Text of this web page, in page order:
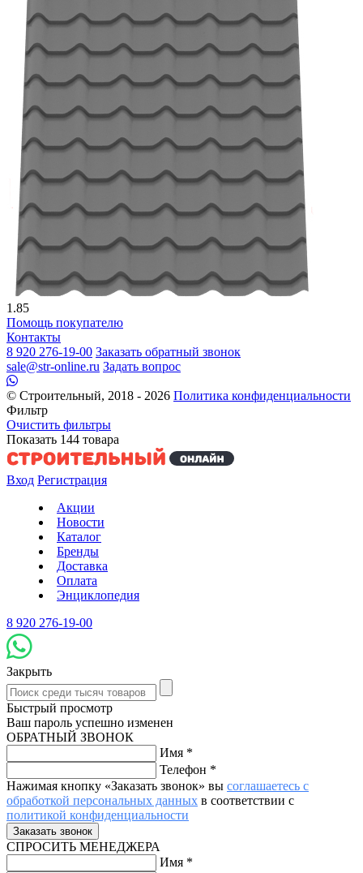
1.85
Помощь покупателю
Контакты
8 920 276-19-00 Заказать обратный звонок
sale@str-online.ru Задать вопрос
© Строительный, 2018 - 2026 Политика конфиденциальности
Фильтр
Очистить фильтры
Показать 144 товара
Вход Регистрация
Акции
Новости
Каталог
Бренды
Доставка
Оплата
Энциклопедия
8 920 276-19-00
Закрыть
Быстрый просмотр
Ваш пароль успешно изменен
ОБРАТНЫЙ ЗВОНОК
Имя *
Телефон *
Нажимая кнопку «Заказать звонок» вы соглашаетесь с
обработкой персональных данных в соответствии с
политикой конфиденциальности
СПРОСИТЬ МЕНЕДЖЕРА
Имя *